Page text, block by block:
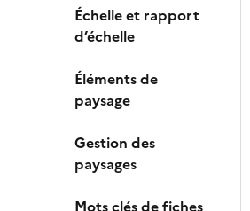
Échelle et rapport
d’échelle
Éléments de
paysage
Gestion des
paysages
Mots clés de fiches